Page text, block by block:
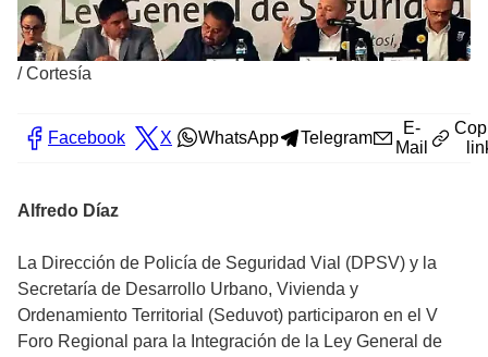
/Cortesía
Facebook X WhatsApp Telegram
E-
Mail
Alfredo Díaz
La Dirección de Policía de Seguridad Vial (DPSV) y la
Secretaría de Desarrollo Urbano, Vivienda y
Ordenamiento Territorial (Seduvot) participaron en el V
Foro Regional para la Integración de la Ley General de